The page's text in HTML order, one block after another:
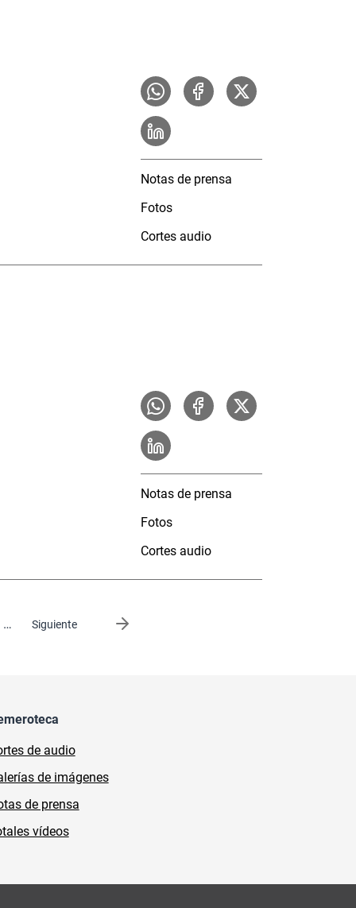
Notas de prensa
Fotos
Cortes audio
Notas de prensa
Fotos
Cortes audio
… Siguiente
Siguiente página
de audio
de imágenes
de prensa
vídeos